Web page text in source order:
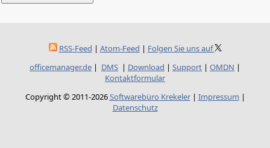
RSS-Feed | Atom-Feed | Folgen Sie uns auf
officemanager.de | DMS | Download | Support | OMDN |
Kontaktformular
Copyright © 2011-2026Softwarebüro Krekeler| Impressum |
Datenschutz